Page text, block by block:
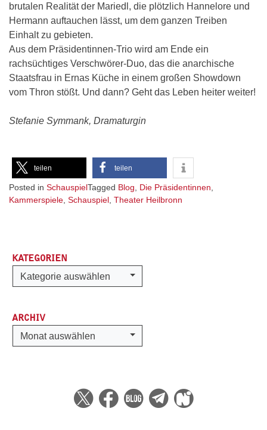
brutalen Realität der Mariedl, die plötzlich Hannelore und
Hermann auftauchen lässt, um dem ganzen Treiben
Einhalt zu gebieten.
Aus dem Präsidentinnen-Trio wird am Ende ein
rachsüchtiges Verschwörer-Duo, das die anarchische
Staatsfrau in Ernas Küche in einem großen Showdown
vom Thron stößt. Und dann? Geht das Leben heiter weiter!
Stefanie Symmank, Dramaturgin
teilen teilen
Posted in SchauspielTagged Blog Die Präsidentinnen
Kammerspiele Schauspiel Theater Heilbronn
KATEGORIEN
Kategorien
Kategorie auswählen
ARCHIV
Archiv
Monat auswählen